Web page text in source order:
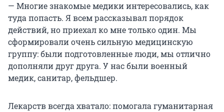
— Многие знакомые медики интересовались, как
туда попасть. Я всем рассказывал порядок
действий, но приехал ко мне только один. Мы
сформировали очень сильную медицинскую
группу: были подготовленные люди, мы отлично
дополняли друг друга. У нас были военный
медик, санитар, фельдшер.
Лекарств всегда хватало: помогала гуманитарная